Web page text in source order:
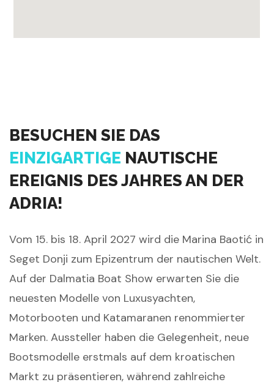
BESUCHEN SIE DAS
EINZIGARTIGE NAUTISCHE
EREIGNIS DES JAHRES AN DER
ADRIA!
Vom 15. bis 18. April 2027 wird die Marina Baotić in
Seget Donji zum Epizentrum der nautischen Welt.
Auf der Dalmatia Boat Show erwarten Sie die
neuesten Modelle von Luxusyachten,
Motorbooten und Katamaranen renommierter
Marken. Aussteller haben die Gelegenheit, neue
Bootsmodelle erstmals auf dem kroatischen
Markt zu präsentieren, während zahlreiche